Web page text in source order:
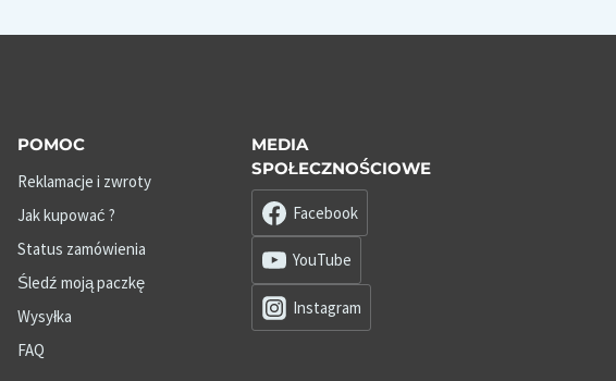
POMOC
Reklamacje i zwroty
Jak kupować ?
Status zamówienia
Śledź moją paczkę
Wysyłka
FAQ
MEDIA
SPOŁECZNOŚCIOWE
Facebook
YouTube
Instagram